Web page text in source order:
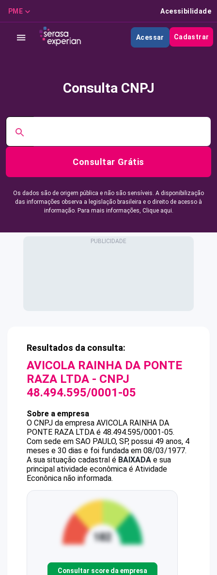
PME Acessibilidade
Acessar Cadastrar
Consulta CNPJ
Consultar Grátis
Os dados são de origem pública e não são sensíveis. A disponibilização
das informações observa a legislação brasileira e o direito de acesso à
informação. Para mais informações, Clique aqui.
Resultados da consulta:
AVICOLA RAINHA DA PONTE
RAZA LTDA - CNPJ
48.494.595/0001-05
Sobre a empresa
O CNPJ da empresa AVICOLA RAINHA DA
PONTE RAZA LTDA é 48.494.595/0001-05.
Com sede em SAO PAULO, SP, possui 49 anos, 4
meses e 30 dias e foi fundada em 08/03/1977.
A sua situação cadastral é BAIXADA e sua
principal atividade econômica é Atividade
Econônica não informada.
Consultar score da empresa